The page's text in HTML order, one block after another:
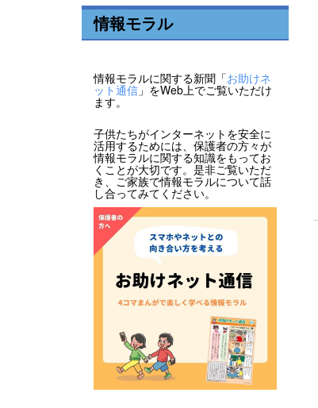
情報モラル
情報モラルに関する新聞「お助けネ
ット通信 」をWeb上でご覧いただけ
ます。
子供たちがインターネットを安全に
活用するためには、保護者の方々が
情報モラルに関する知識をもってお
くことが大切です。是非ご覧いただ
き、ご家族で情報モラルについて話
し合ってみてください。